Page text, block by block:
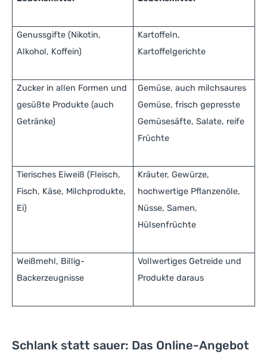
Genussgifte (Nikotin,
Alkohol, Koffein)
Kartoffeln,
Kartoffelgerichte
Zucker in allen Formen und
gesüßte Produkte (auch
Getränke)
Gemüse, auch milchsaures
Gemüse, frisch gepresste
Gemüsesäfte, Salate, reife
Früchte
Tierisches Eiweiß (Fleisch,
Fisch, Käse, Milchprodukte,
Ei)
Kräuter, Gewürze,
hochwertige Pflanzenöle,
Nüsse, Samen,
Hülsenfrüchte
Weißmehl, Billig-
Backerzeugnisse
Vollwertiges Getreide und
Produkte daraus
Schlank statt sauer: Das Online-Angebot